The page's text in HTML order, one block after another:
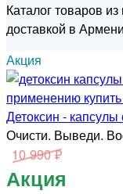
Каталог товаров
доставкой в
Акция
Детоксин - капсулы
Очисти. Выведи.
10 990 ₽
Акция